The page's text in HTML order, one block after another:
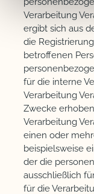
Verarbeitung
ergibt sich aus
die
betroffenen
für die interne
Verarbeitung
Zwecke
Verarbeitung
einen oder
beispielsweise
der die
ausschließlich
für die